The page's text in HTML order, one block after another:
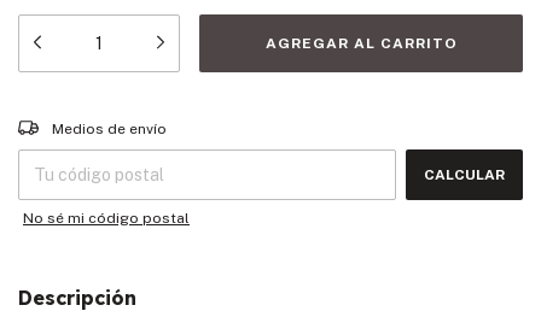
Entregas para el CP:
Medios de envío
CALCULAR
No sé mi código postal
Descripción